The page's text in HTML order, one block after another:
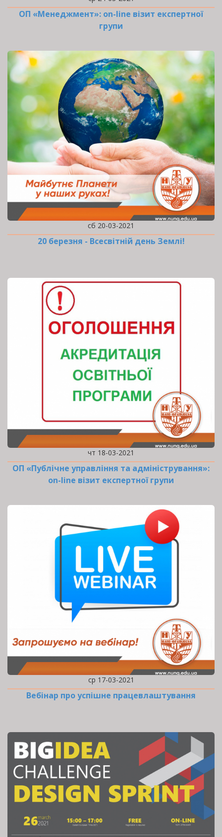
ОП «Менеджмент»: оn-line візит експертної
групи
сб 20-03-2021
20 березня - Всесвітній день Землі!
чт 18-03-2021
ОП «Публічне управління та адміністрування»:
оn-line візит експертної групи
ср 17-03-2021
Вебінар про успішне працевлаштування